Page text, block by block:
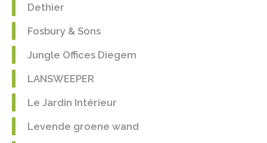
Dethier
Fosbury & Sons
Jungle Offices Diegem
LANSWEEPER
Le Jardin Intérieur
Levende groene wand